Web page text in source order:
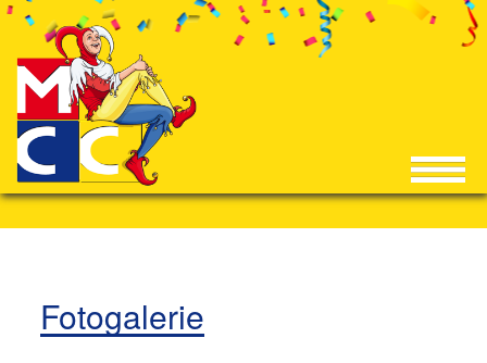
Fotogalerie